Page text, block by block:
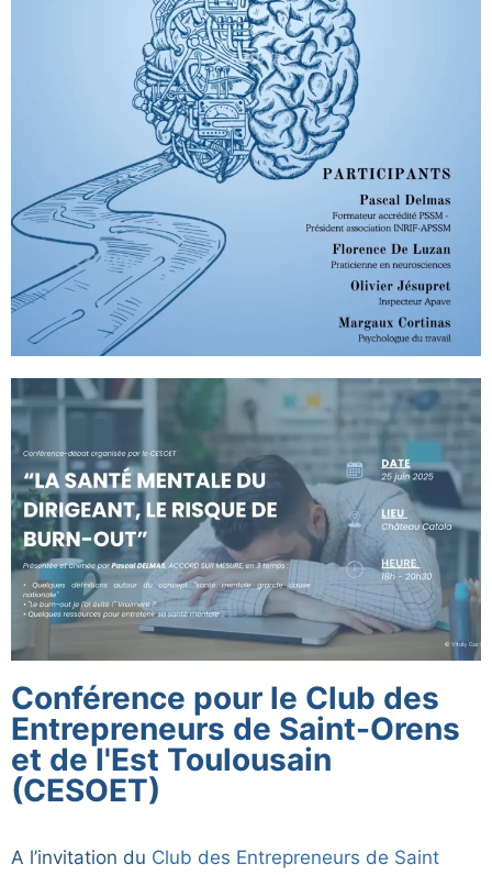
Conférence pour le Club des
Entrepreneurs de Saint-Orens
et de l'Est Toulousain
(CESOET)
A l’invitation du Club des Entrepreneurs de Saint